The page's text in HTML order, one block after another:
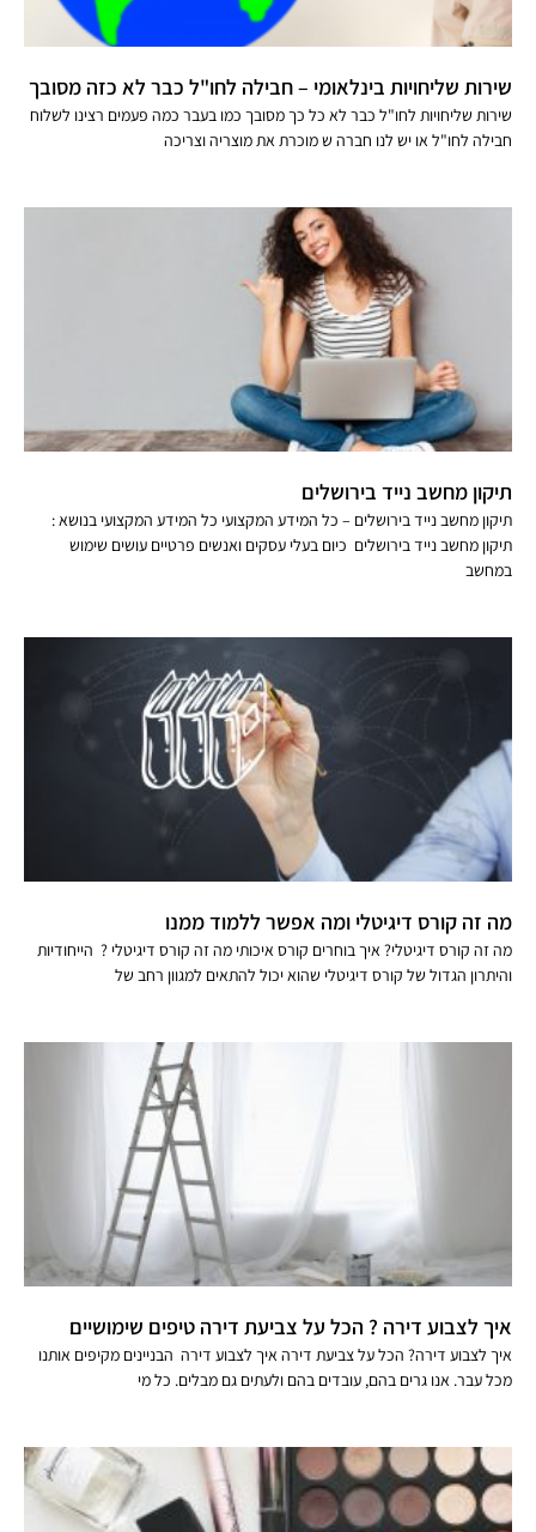
שירות שליחויות בינלאומי – חבילה לחו"ל כבר לא כזה מסובך
שירות שליחויות לחו"ל כבר לא כל כך מסובך כמו בעבר כמה פעמים רצינו לשלוח
חבילה לחו"ל או יש לנו חברה ש מוכרת את מוצריה וצריכה
תיקון מחשב נייד בירושלים
תיקון מחשב נייד בירושלים – כל המידע המקצועי כל המידע המקצועי בנושא :
תיקון מחשב נייד בירושלים כיום בעלי עסקים ואנשים פרטיים עושים שימוש
במחשב
מה זה קורס דיגיטלי ומה אפשר ללמוד ממנו
מה זה קורס דיגיטלי? איך בוחרים קורס איכותי מה זה קורס דיגיטלי ? הייחודיות
והיתרון הגדול של קורס דיגיטלי שהוא יכול להתאים למגוון רחב של
איך לצבוע דירה ? הכל על צביעת דירה טיפים שימושיים
איך לצבוע דירה? הכל על צביעת דירה איך לצבוע דירה הבניינים מקיפים אותנו
מכל עבר. אנו גרים בהם, עובדים בהם ולעתים גם מבלים. כל מי